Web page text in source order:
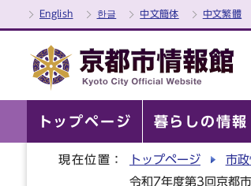
English 한글 中文簡体 中文繁體
トップページ 暮らしの情報
現在位置： トップページ 市
令和7年度第3回京都